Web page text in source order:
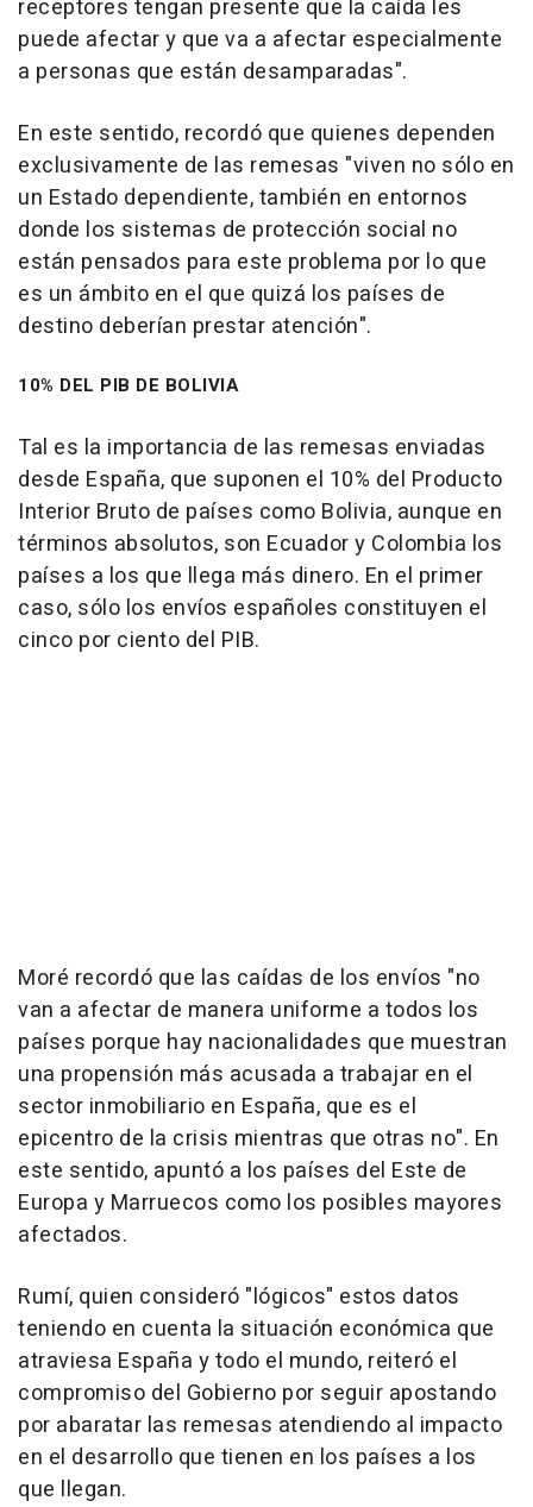
receptores tengan presente que la caída les
puede afectar y que va a afectar especialmente
a personas que están desamparadas".
En este sentido, recordó que quienes dependen
exclusivamente de las remesas "viven no sólo en
un Estado dependiente, también en entornos
donde los sistemas de protección social no
están pensados para este problema por lo que
es un ámbito en el que quizá los países de
destino deberían prestar atención".
10% DEL PIB DE BOLIVIA
Tal es la importancia de las remesas enviadas
desde España, que suponen el 10% del Producto
Interior Bruto de países como Bolivia, aunque en
términos absolutos, son Ecuador y Colombia los
países a los que llega más dinero. En el primer
caso, sólo los envíos españoles constituyen el
cinco por ciento del PIB.
Moré recordó que las caídas de los envíos "no
van a afectar de manera uniforme a todos los
países porque hay nacionalidades que muestran
una propensión más acusada a trabajar en el
sector inmobiliario en España, que es el
epicentro de la crisis mientras que otras no". En
este sentido, apuntó a los países del Este de
Europa y Marruecos como los posibles mayores
afectados.
Rumí, quien consideró "lógicos" estos datos
teniendo en cuenta la situación económica que
atraviesa España y todo el mundo, reiteró el
compromiso del Gobierno por seguir apostando
por abaratar las remesas atendiendo al impacto
en el desarrollo que tienen en los países a los
que llegan.